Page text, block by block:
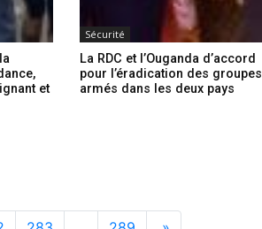
et
Sécurité
La RDC et l’Ouganda d’accord
pour l’éradication des groupes
armés dans les deux pays